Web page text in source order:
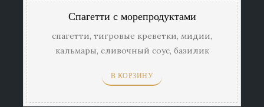
Спагетти с морепродуктами
спагетти, тигровые креветки, мидии,
кальмары, сливочный соус, базилик
В КОРЗИНУ